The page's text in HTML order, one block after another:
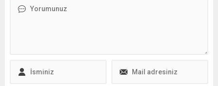
Infantino ise bu tür